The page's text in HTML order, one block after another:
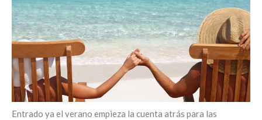
Entrado ya el verano empieza la cuenta atrás para las